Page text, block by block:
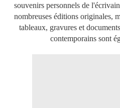
souvenirs personnels de
nombreuses éditions originales,
tableaux, gravures et
contemporains sont